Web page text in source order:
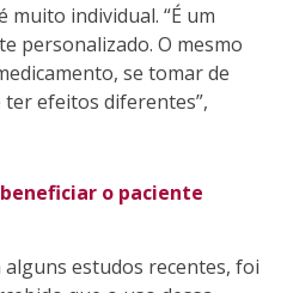
muito individual. “É um
personalizado. O mesmo
se tomar de
efeitos diferentes”,
o paciente
alguns estudos recentes, foi